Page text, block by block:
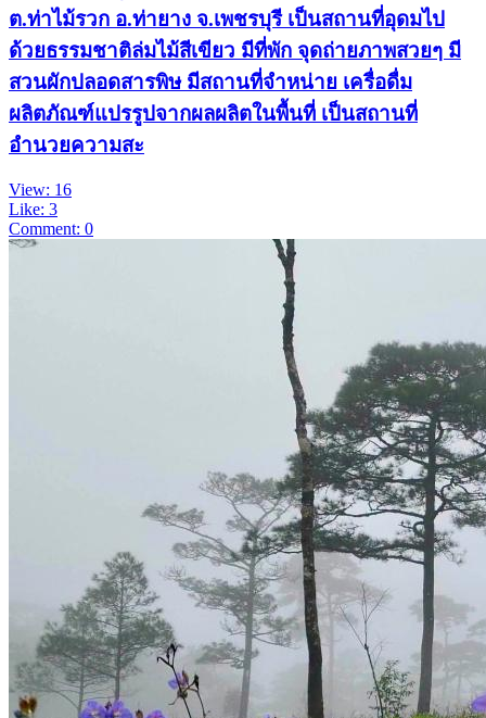
ต.ท่าไม้รวก อ.ท่ายาง จ.เพชรบุรี เป็นสถานที่อุดมไป
ด้วยธรรมชาติล่มไม้สีเขียว มีที่พัก จุดถ่ายภาพสวยๆ มี
สวนผักปลอดสารพิษ มีสถานที่จำหน่าย เครื่อดื่ม
ผลิตภัณฑ์แปรรูปจากผลผลิตในพื้นที่ เป็นสถานที่
อำนวยความสะ
View: 16
Like: 3
Comment: 0